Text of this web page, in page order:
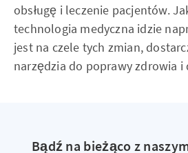
obsługę i leczenie pacjentów.
technologia medyczna idzie
jest na czele tych zmian,
narzędzia do poprawy zdrowia i
Bądź na bieżąco z